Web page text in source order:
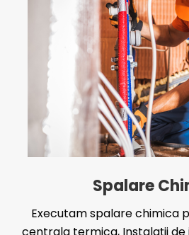
Spalare
Executam spalare chimica